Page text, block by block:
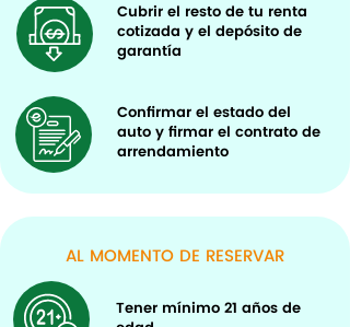
Cubrir el resto de tu renta
cotizada y el depósito de
garantía
Confirmar el estado del
auto y firmar el contrato de
arrendamiento
AL MOMENTO DE RESERVAR
Tener mínimo21 años de